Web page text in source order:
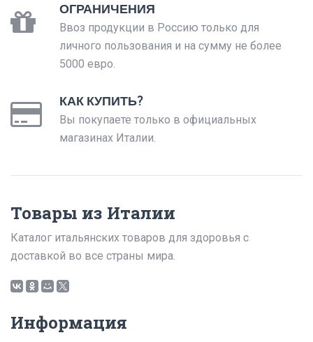
ОГРАНИЧЕНИЯ
Ввоз продукции в Россию только для
личного пользования и на сумму не более
5000 евро.
КАК КУПИТЬ?
Вы покупаете только в официальных
магазинах Италии.
Товары из Италии
Каталог итальянских товаров для здоровья с
доставкой во все страны мира.
Информация